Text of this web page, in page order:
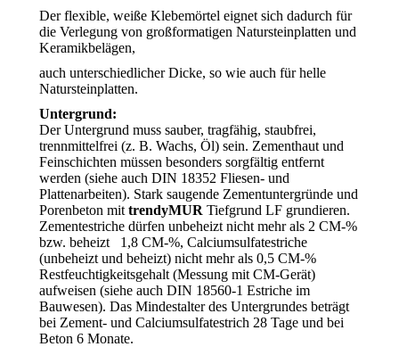
Der flexible, weiße Klebemörtel eignet sich dadurch für
die Verlegung von großformatigen Natursteinplatten und
Keramikbelägen,
auch unterschiedlicher Dicke, so wie auch für helle
Natursteinplatten.
Untergrund:
Der Untergrund muss sauber, tragfähig, staubfrei,
trennmittelfrei (z. B. Wachs, Öl) sein. Zementhaut und
Feinschichten müssen besonders sorgfältig entfernt
werden (siehe auch DIN 18352 Fliesen- und
Plattenarbeiten). Stark saugende Zementuntergründe und
Porenbeton mit trendyMUR Tiefgrund LF grundieren.
Zementestriche dürfen unbeheizt nicht mehr als 2 CM-%
bzw. beheizt 1,8 CM-%, Calciumsulfatestriche
(unbeheizt und beheizt) nicht mehr als 0,5 CM-%
Restfeuchtigkeitsgehalt (Messung mit CM-Gerät)
aufweisen (siehe auch DIN 18560-1 Estriche im
Bauwesen). Das Mindestalter des Untergrundes beträgt
bei Zement- und Calciumsulfatestrich 28 Tage und bei
Beton 6 Monate.